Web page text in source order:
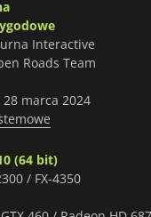
Interactive
Roads Team
marca 2024
(64 bit)
/ FX-4350